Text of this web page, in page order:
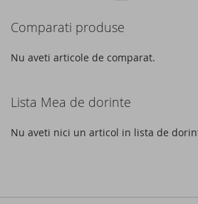
DORINTEmoment
cititi
Comparati produse
Nu aveti articole de comparat.
Lista Mea de dorinte
Nu aveti nici un articol in lista de